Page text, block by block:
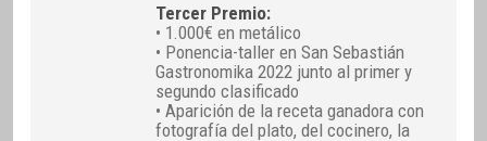
Tercer Premio:
• 1.000€ en metálico
• Ponencia-taller en San Sebastián
Gastronomika 2022 junto al primer y
segundo clasificado
• Aparición de la receta ganadora con
fotografía del plato, del cocinero, la